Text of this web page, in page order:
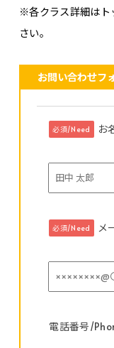
※各クラス詳細はト
さい。
お問い合わせフ
必須/Need お
必須/Need メ
電話番号/